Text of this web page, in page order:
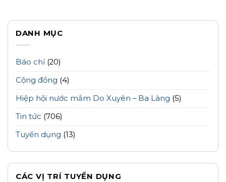
DANH MỤC
Báo chí(20)
Cộng đồng (4)
Hiệp hội nước mắm Do Xuyên – Ba Làng (5)
Tin tức (706)
Tuyển dụng (13)
CÁC VỊ TRÍ TUYỂN DỤNG